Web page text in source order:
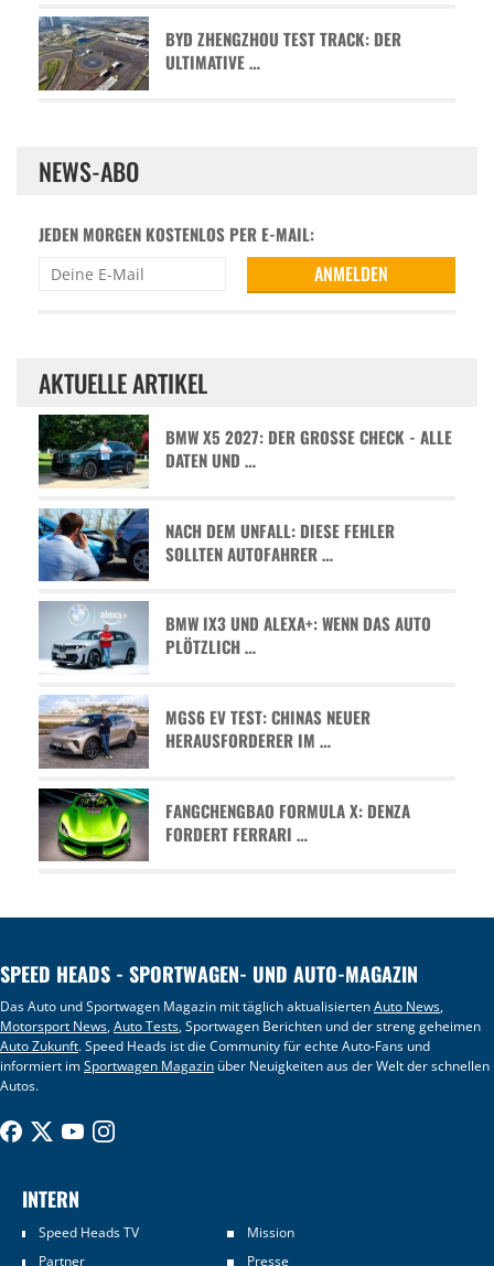
BYD ZHENGZHOU TEST TRACK: DER
ULTIMATIVE …
NEWS-ABO
JEDEN MORGEN KOSTENLOS PER E-MAIL:
AKTUELLE ARTIKEL
BMW X5 2027: DER GROSSE CHECK - ALLE D
ATEN UND …
NACH DEM UNFALL: DIESE FEHLER
SOLLTEN AUTOFAHRER …
BMW IX3 UND ALEXA+: WENN DAS AUTO
PLÖTZLICH …
MGS6 EV TEST: CHINAS NEUER
HERAUSFORDERER IM …
FANGCHENGBAO FORMULA X: DENZA
FORDERT FERRARI …
SPEED HEADS - SPORTWAGEN- UND AUTO-MAGAZIN
Das Auto und Sportwagen Magazin mit täglich aktualisiertenAuto News,
Motorsport News,Auto Tests, Sportwagen Berichten und der streng geheimen
Auto Zukunft. Speed Heads ist die Community für echte Auto-Fans und
informiert imSportwagen Magazin über Neuigkeiten aus der Welt der schnellen
Autos.
INTERN
Speed Heads TV
Mission
Partner
Presse